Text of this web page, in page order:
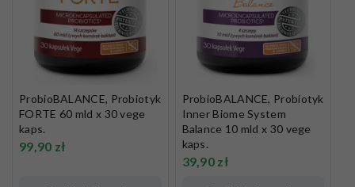
ProbioBALANCE, Probiotyk
FORTE 60 mld x 30 vege
kaps.
99,90 zł
ProbioBALANCE, Probiotyk
Inner Biome System
Balance 10 mld x 30 vege
kaps.
39,90 zł